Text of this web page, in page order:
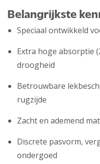
Belangrijkste
Speciaal ontwikkeld
Extra hoge absorptie
droogheid
Betrouwbare
rugzijde
Zacht en ademend
Discrete pasvorm,
ondergoed